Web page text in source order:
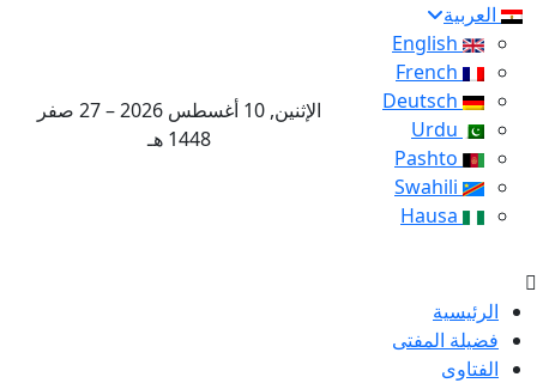
العربية
الإثنين, 10 أغسطس 2026 – 27 صفر
1448 هـ
الرئيسية
فضيلة المفتى
الفتاوى